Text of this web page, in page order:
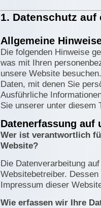
1. Datenschutz auf
Allgemeine
Die folgenden Hinweise
was mit Ihren
unsere Website
Daten, mit denen Sie
Ausführliche
Sie unserer unter diesem
Datenerfassung auf
Wer ist verantwortlich
Website?
Die Datenverarbeitung
Websitebetreiber.
Impressum dieser
Wie erfassen wir Ihre